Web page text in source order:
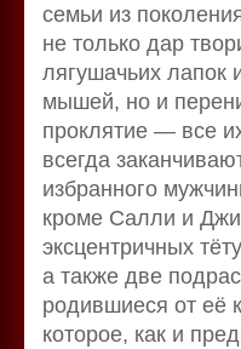
семьи из
не только дар
лягушачьих лапок
мышей, но и
проклятие — все
всегда
избранного
кроме Салли и
эксцентричных
а также две
родившиеся от её
которое, как и